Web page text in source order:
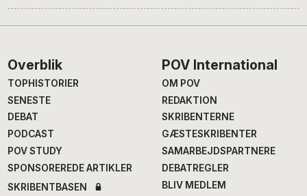
Footer
Overblik
TOPHISTORIER
SENESTE
DEBAT
PODCAST
POV STUDY
SPONSOREREDE ARTIKLER
SKRIBENTBASEN
POV International
OM POV
REDAKTION
SKRIBENTERNE
GÆSTESKRIBENTER
SAMARBEJDSPARTNERE
DEBATREGLER
BLIV MEDLEM